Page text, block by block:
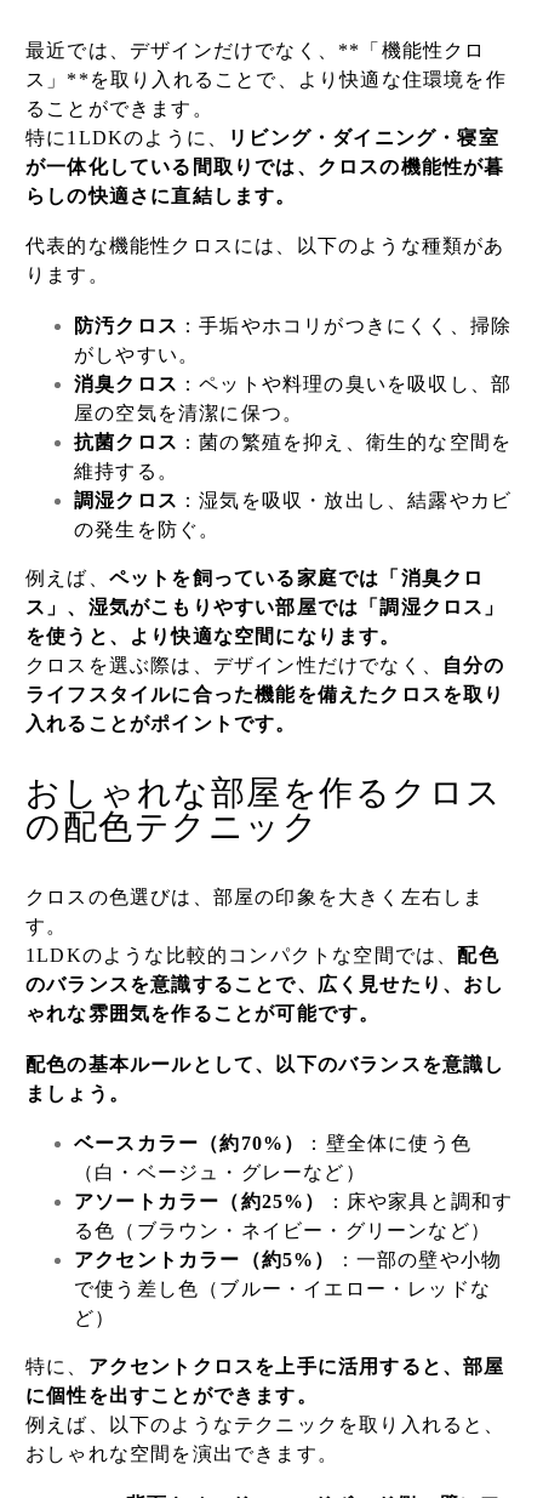
最近では、デザインだけでなく、**「機能性クロ
ス」**を取り入れることで、より快適な住環境を作
ることができます。
特に1LDKのように、
リビング・ダイニング・寝室
が一体化している間取りでは、クロスの機能性が暮
らしの快適さに直結します。
代表的な機能性クロスには、以下のような種類があ
ります。
防汚クロス ：手垢やホコリがつきにくく、掃除
がしやすい。
消臭クロス ：ペットや料理の臭いを吸収し、部
屋の空気を清潔に保つ。
抗菌クロス ：菌の繁殖を抑え、衛生的な空間を
維持する。
調湿クロス ：湿気を吸収・放出し、結露やカビ
の発生を防ぐ。
例えば、 ペットを飼っている家庭では「消臭クロ
ス」、湿気がこもりやすい部屋では「調湿クロス」
を使うと、より快適な空間になります。
クロスを選ぶ際は、デザイン性だけでなく、
自分の
ライフスタイルに合った機能を備えたクロスを取り
入れることがポイントです。
おしゃれな部屋を作るクロス
の配色テクニック
クロスの色選びは、部屋の印象を大きく左右しま
す。
1LDKのような比較的コンパクトな空間では、配色
のバランスを意識することで、広く見せたり、おし
ゃれな雰囲気を作ることが可能です。
配色の基本ルールとして、以下のバランスを意識し
ましょう。
ベースカラー（約70%）
：壁全体に使う色
（白・ベージュ・グレーなど）
アソートカラー（約25%）
：床や家具と調和す
る色（ブラウン・ネイビー・グリーンなど）
アクセントカラー（約5%）
：一部の壁や小物
で使う差し色（ブルー・イエロー・レッドな
ど）
特に、 アクセントクロスを上手に活用すると、部屋
に個性を出すことができます。
例えば、以下のようなテクニックを取り入れると、
おしゃれな空間を演出できます。